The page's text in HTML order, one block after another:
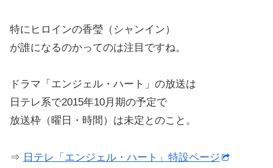
特にヒロインの香瑩（シャンイン）
が誰になるのかってのは注目ですね。
ドラマ「エンジェル・ハート」の放送は
日テレ系で2015年10月期の予定で
放送枠（曜日・時間）は未定とのこと。
⇒ 日テレ「エンジェル・ハート」特設ページ